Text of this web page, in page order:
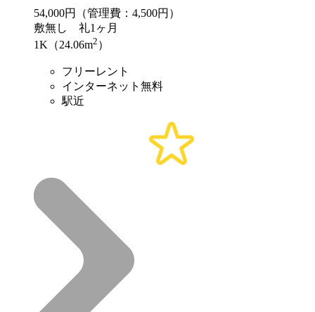
54,000円（管理費：4,500円）
敷無し 礼1ヶ月
1K（24.06m2 ）
フリーレント
インターネット無料
駅近